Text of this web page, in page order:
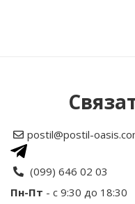
Рейтинг
postil@postil-
(099) 646 02 03
Пн-Пт - с 9:30 до 18:30